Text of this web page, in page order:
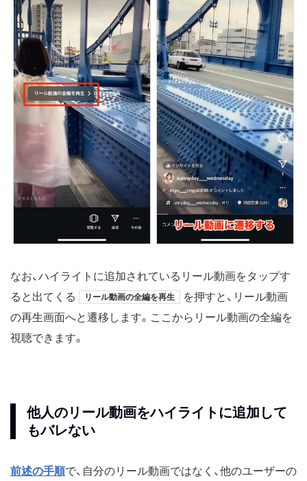
なお、ハイライトに追加されているリール動画をタップす
ると出てくる
リール動画の全編を再生
を押すと、リール動画
の再生画面へと遷移します。ここからリール動画の全編を
視聴できます。
他人のリール動画をハイライトに追加して
もバレない
前述の手順で、自分のリール動画ではなく、他のユーザーの